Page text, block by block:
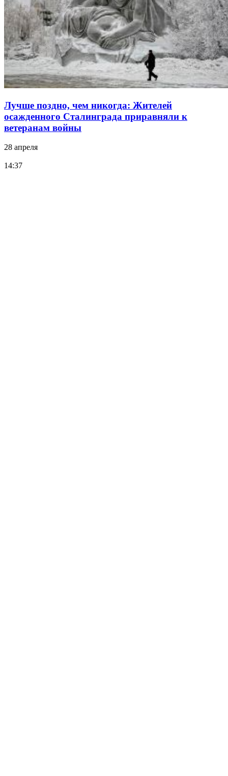
Лучше поздно, чем никогда: Жителей
осажденного Сталинграда приравняли к
ветеранам войны
28 апреля
14:37